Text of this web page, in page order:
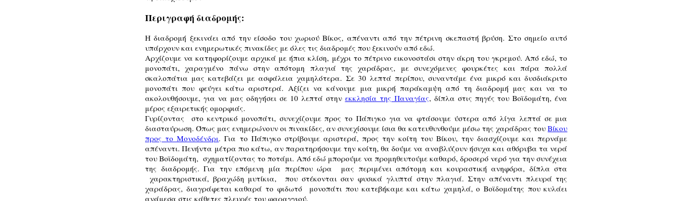
Περιγραφή διαδρομής:
Η διαδρομή ξεκινάει από την είσοδο του χωριού Βίκος, απέναντι από την πέτρινη σκεπαστή βρύση. Στο σημείο αυτό
υπάρχουν και ενημερωτικές πινακίδες με όλες τις διαδρομές που ξεκινούν από εδώ.
Αρχίζουμε να κατηφορίζουμε αρχικά με ήπια κλίση, μέχρι το πέτρινο εικονοστάσι στην άκρη του γκρεμού. Από εδώ, το
μονοπάτι, χαραγμένο πάνω στην απότομη πλαγιά της χαράδρας, με συνεχόμενες φουρκέτες και πάρα πολλά
σκαλοπάτια μας κατεβάζει με ασφάλεια χαμηλότερα. Σε 30 λεπτά περίπου, συναντάμε ένα μικρό και δυσδιάκριτο
μονοπάτι που φεύγει κάτω αριστερά. Αξίζει να κάνουμε μια μικρή παράκαμψη από τη διαδρομή μας και να το
ακολουθήσουμε, για να μας οδηγήσει σε 10 λεπτά στην εκκλησία της Παναγίας, δίπλα στις πηγές του Βοϊδομάτη, ένα
μέρος εξαιρετικής ομορφιάς.
Γυρίζοντας στο κεντρικό μονοπάτι, συνεχίζουμε προς το Πάπιγκο για να φτάσουμε ύστερα από λίγα λεπτά σε μια
διασταύρωση. Όπως μας ενημερώνουν οι πινακίδες, αν συνεχίσουμε ίσια θα κατευθυνθούμε μέσω της χαράδρας τουΒίκου
προς το Μονοδένδρι. Για το Πάπιγκο στρίβουμε αριστερά, προς την κοίτη του Βίκου, την διασχίζουμε και περνάμε
απέναντι. Πενήντα μέτρα πιο κάτω, αν παρατηρήσουμε την κοίτη, θα δούμε να αναβλύζουν ήσυχα και αθόρυβα τα νερά
του Βοϊδομάτη, σχηματίζοντας το ποτάμι. Από εδώ μπορούμε να προμηθευτούμε καθαρό, δροσερό νερό για την συνέχεια
της διαδρομής. Για την επόμενη μία περίπου ώρα μας περιμένει απότομη και κουραστική ανηφόρα, δίπλα στα
χαρακτηριστικά, βραχώδη μυτίκια, που στέκονται σαν φυσικά γλυπτά στην πλαγιά. Στην απέναντι πλευρά της
χαράδρας, διαγράφεται καθαρά το φιδωτό μονοπάτι που κατεβήκαμε και κάτω χαμηλά, ο Βοϊδομάτης που κυλάει
ανάμεσα στις κάθετες πλευρές του φαραγγιού.